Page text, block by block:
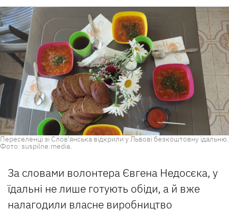
Переселенці зі Слов'янська відкрили у Львові безкоштовну їдальню.
Фото: suspilne.media.
За словами волонтера Євгена Недосєка, у
їдальні не лише готують обіди, а й вже
налагодили власне виробництво